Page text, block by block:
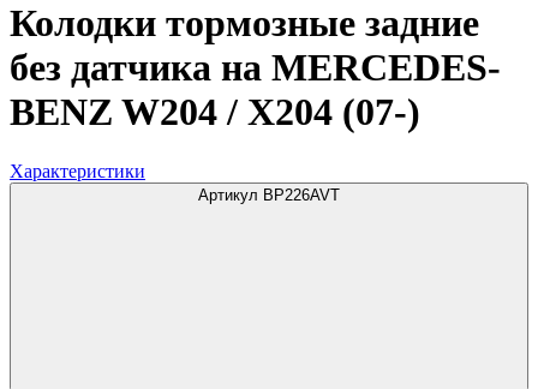
Колодки тормозные задние
без датчика на MERCEDES-
BENZ W204 / X204 (07-)
Характеристики
Артикул BP226AVT